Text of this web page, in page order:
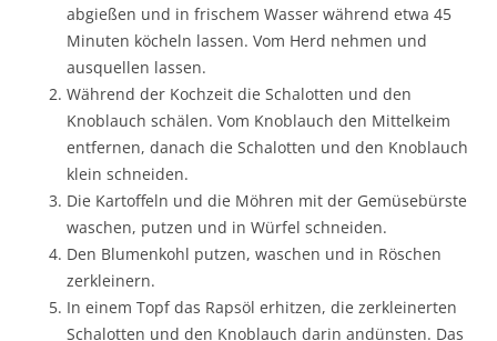
abgießen und in frischem Wasser während etwa 45
Minuten köcheln lassen. Vom Herd nehmen und
ausquellen lassen.
Während der Kochzeit die Schalotten und den
Knoblauch schälen. Vom Knoblauch den Mittelkeim
entfernen, danach die Schalotten und den Knoblauch
klein schneiden.
Die Kartoffeln und die Möhren mit der Gemüsebürste
waschen, putzen und in Würfel schneiden.
Den Blumenkohl putzen, waschen und in Röschen
zerkleinern.
In einem Topf das Rapsöl erhitzen, die zerkleinerten
Schalotten und den Knoblauch darin andünsten. Das